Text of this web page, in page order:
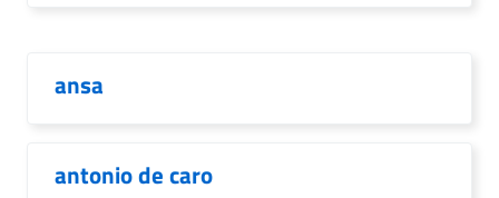
ansa
antonio de caro